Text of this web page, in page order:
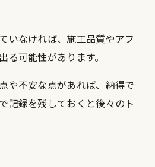
いなければ、施工品質やアフ
る可能性があります。
や不安な点があれば、納得で
記録を残しておくと後々のト